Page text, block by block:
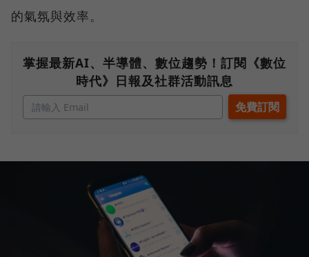
的氣氛與效率。
掌握最新AI、半導體、數位趨勢！訂閱《數位
時代》日報及社群活動訊息